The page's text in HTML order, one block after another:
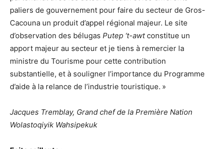
paliers de gouvernement pour faire du secteur de Gros-
Cacouna un produit d’appel régional majeur. Le site
d’observation des bélugas Putep ‘t-awtconstitue un
apport majeur au secteur et je tiens à remercier la
ministre du Tourisme pour cette contribution
substantielle, et à souligner l’importance du Programme
d’aide à la relance de l’industrie touristique. »
Jacques Tremblay, Grand chef de la Première Nation
Wolastoqiyik Wahsipekuk